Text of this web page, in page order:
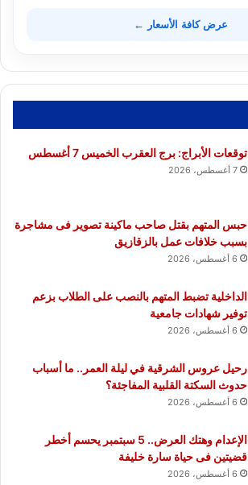
عرض كافة الأسعار ←
توقعات الأبراج: برج العقرب الخميس 7 أغسطس
7 أغسطس، 2026
حبس المتهم بقتل صاحب ماكينة تصوير فى مشاجرة
بسبب خلافات عمل بالزقازيق
6 أغسطس، 2026
الداخلية تضبط المتهم بالنصب على الطلاب بزعم
توفير شهادات جامعية
6 أغسطس، 2026
رحيل عروس الشرقية في ليلة العمر.. ما أسباب
حدوث السكتة القلبية المفاجئة؟
6 أغسطس، 2026
الإعدام وهتك العرض.. 5 سبتمبر يحسم أخطر
قضيتين فى حياة سارة خليفة
6 أغسطس، 2026